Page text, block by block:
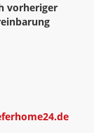
vorheriger